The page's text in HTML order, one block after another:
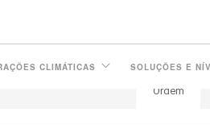
CLIMÁTICAS SOLUÇÕES E
Ordem